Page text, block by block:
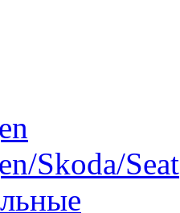
Skoda/Seat